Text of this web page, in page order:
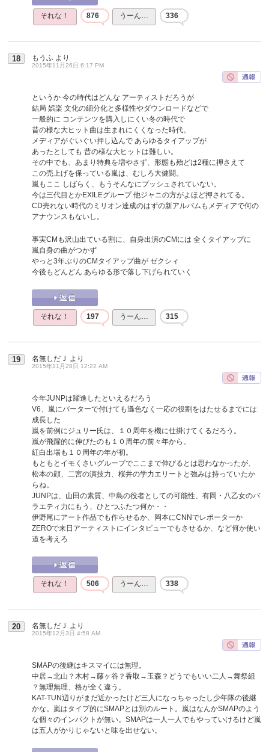
それな！ 876 うーん… 336
18 もうふ より
2015年11月26日 6:17 PM
というか 今の時代はどんな アーティストだろうが
結局 娯楽 文化の細分化と多様性やダウンロードなどで
一般的に コンテンツを購入しにくい冬の時代で
昔の様な大ヒット曲は生まれにくくなった時代。
メディアがぐいぐい押し込んで あらゆるタイアップが
あったとしても 昔の様な大ヒットは難しい。
その中でも、あまり特典を増やさず、形態も殆どは2種に押さえて
この売上げを保っている嵐は、むしろ大健闘。
嵐もここ しばらく、もうそんなにプッシュされていない。
今は三代目とかEXILEグループ 他ジャニの方がよほど押されてる。
CD売れない時代のミリオン達成のはずの新アルバムもメディアで何の
アナウンスもないし。
事実CMも沢山出ている割に、自身出演のCMには 全くタイアップに
嵐自身の曲がつかず
やっと3年ぶりのCMタイアップ曲が ゼクシィ
今後もどんどん あらゆる形で落し下げられていく
それな！ 197 うーん… 315
19 名無しだＪ より
2015年11月28日 12:22 AM
今年JUNPは躍進したといえるだろう
V6、嵐にバーターで付けても遜色なく一応の役割をはたせるまでには
成長した
嵐を前例にジュリー氏は、１０周年を機に仕掛けてくるだろう。
嵐が飛躍的に伸びたのも１０周年の前々年から。
紅白出場も１０周年の年が初。
もともとイモくさいグループでここまで伸びるとは思わなかったが、
松本の顔、二宮の演技力、桜井の学力エリートと強みは持っていたか
らね。
JUNPは、山田の素質、中島の役者としての可能性、有岡・八乙女のバ
ラエティ力にもう、ひとつふたつ何か・・
伊野尾にアート作品でも作らせるか、岡本にCNNでレポーターか
ZEROで来日アーティストにインタビューでもさせるか、など何か使い
道を考えろ
それな！ 506 うーん… 338
20 名無しだＪ より
2015年12月3日 4:58 AM
SMAPの後継はキスマイには無理。
中居→北山？木村→藤ヶ谷？香取→玉森？どうでもいい二人→舞祭組
？無理無理、格が全く違う。
KAT-TUN辺りがまだ近かったけど三人になっちゃったし少年隊の後継
かな。嵐はタイプ的にSMAPとは別のルート。嵐はなんかSMAPのよう
な個々のインパクトが無い。SMAPは一人一人でもやっていけるけど嵐
は五人がかりじゃないと味を出せない。